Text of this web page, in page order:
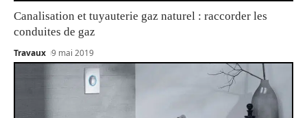
Canalisation et tuyauterie gaz naturel : raccorder les
conduites de gaz
Travaux 9 mai 2019